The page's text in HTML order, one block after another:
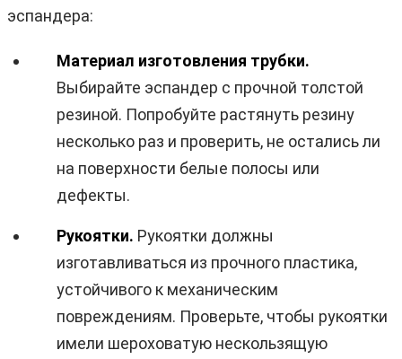
эспандера:
Материал изготовления трубки.
Выбирайте эспандер с прочной толстой
резиной. Попробуйте растянуть резину
несколько раз и проверить, не остались ли
на поверхности белые полосы или
дефекты.
Рукоятки. Рукоятки должны
изготавливаться из прочного пластика,
устойчивого к механическим
повреждениям. Проверьте, чтобы рукоятки
имели шероховатую нескользящую